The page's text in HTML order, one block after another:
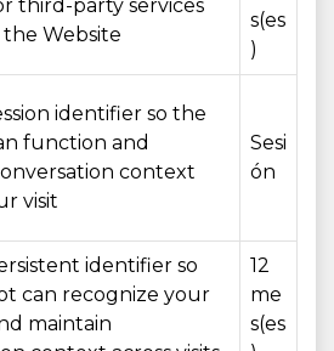
third-party services
the Website
s(es
)
identifier so the
function and
context
visit
Sesi
ón
identifier so
can recognize your
maintain
12
me
s(es